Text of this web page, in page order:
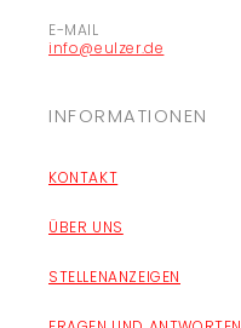
E-MAIL
info@eulzer.de
INFORMATIONEN
KONTAKT
ÜBER UNS
STELLENANZEIGEN